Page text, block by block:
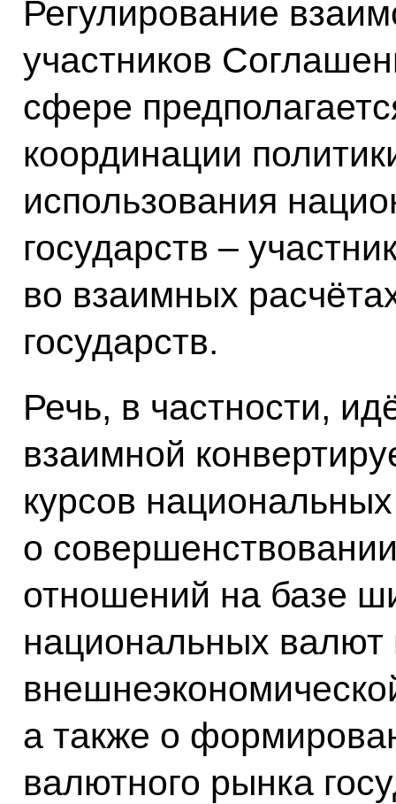
Регулирование
участников
сфере
координации
использования
государств –
во взаимных
государств.
Речь, в частности,
взаимной
курсов
о
отношений на базе
национальных
а также о
валютного рынка